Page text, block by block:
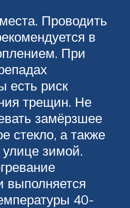
Проводить
в
При
есть риск
трещин. Не
замёрзшее
стекло, а также
улице зимой.
выполняется
40-